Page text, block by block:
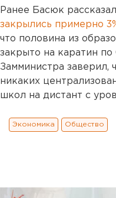
Ранее Басюк
закрылись примерно
что половина из
закрыто на каратин
Замминистра заверил,
никаких
школ на дистант с
Экономика Общество